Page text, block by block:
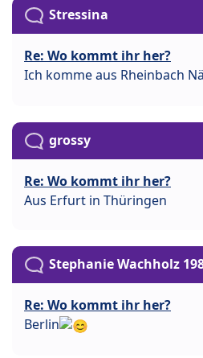
Stressina
Re: Wo kommt ihr her?
Ich komme aus Rheinbach
grossy
Re: Wo kommt ihr her?
Aus Erfurt in Thüringen
Stephanie Wachholz
Re: Wo kommt ihr her?
Berlin